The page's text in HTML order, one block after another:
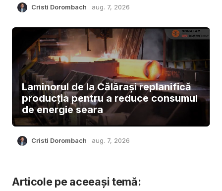
Cristi Dorombach aug. 7, 2026
Laminorul de la Călărași replanifică
producția pentru a reduce consumul
de energie seara
Cristi Dorombach aug. 7, 2026
Articole pe aceeași temă: